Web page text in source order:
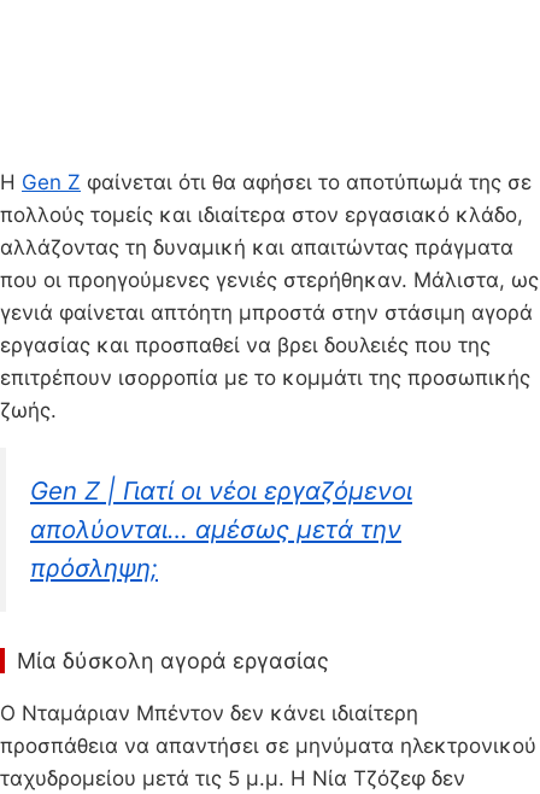
Η Gen Z φαίνεται ότι θα αφήσει το αποτύπωμά της σε
πολλούς τομείς και ιδιαίτερα στον εργασιακό κλάδο,
αλλάζοντας τη δυναμική και απαιτώντας πράγματα
που οι προηγούμενες γενιές στερήθηκαν. Μάλιστα, ως
γενιά φαίνεται απτόητη μπροστά στην στάσιμη αγορά
εργασίας και προσπαθεί να βρει δουλειές που της
επιτρέπουν ισορροπία με το κομμάτι της προσωπικής
ζωής.
Gen Z | Γιατί οι νέοι εργαζόμενοι
απολύονται… αμέσως μετά την
πρόσληψη;
Μία δύσκολη αγορά εργασίας
Ο Νταμάριαν Μπέντον δεν κάνει ιδιαίτερη
προσπάθεια να απαντήσει σε μηνύματα ηλεκτρονικού
ταχυδρομείου μετά τις 5 μ.μ. Η Νία Τζόζεφ δεν